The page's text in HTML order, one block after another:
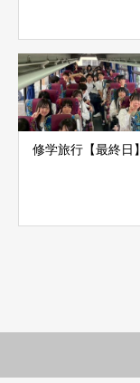
修学旅行【最終日】